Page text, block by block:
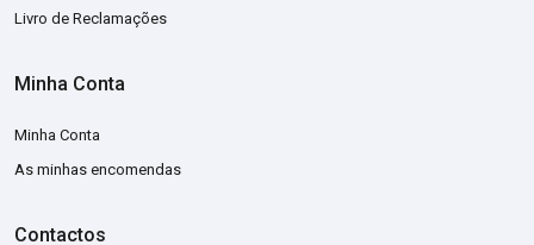
Livro de Reclamações
Minha Conta
Minha Conta
As minhas encomendas
Contactos